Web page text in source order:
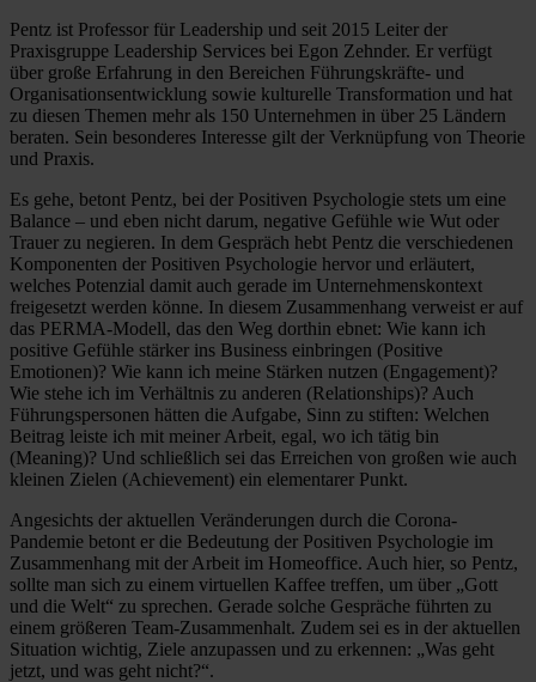
Pentz ist Professor für Leadership und seit 2015 Leiter der
Praxisgruppe Leadership Services bei Egon Zehnder. Er verfügt
über große Erfahrung in den Bereichen Führungskräfte- und
Organisationsentwicklung sowie kulturelle Transformation und hat
zu diesen Themen mehr als 150 Unternehmen in über 25 Ländern
beraten. Sein besonderes Interesse gilt der Verknüpfung von Theorie
und Praxis.
Es gehe, betont Pentz, bei der Positiven Psychologie stets um eine
Balance – und eben nicht darum, negative Gefühle wie Wut oder
Trauer zu negieren. In dem Gespräch hebt Pentz die verschiedenen
Komponenten der Positiven Psychologie hervor und erläutert,
welches Potenzial damit auch gerade im Unternehmenskontext
freigesetzt werden könne. In diesem Zusammenhang verweist er auf
das PERMA-Modell, das den Weg dorthin ebnet: Wie kann ich
positive Gefühle stärker ins Business einbringen (Positive
Emotionen)? Wie kann ich meine Stärken nutzen (Engagement)?
Wie stehe ich im Verhältnis zu anderen (Relationships)? Auch
Führungspersonen hätten die Aufgabe, Sinn zu stiften: Welchen
Beitrag leiste ich mit meiner Arbeit, egal, wo ich tätig bin
(Meaning)? Und schließlich sei das Erreichen von großen wie auch
kleinen Zielen (Achievement) ein elementarer Punkt.
Angesichts der aktuellen Veränderungen durch die Corona-
Pandemie betont er die Bedeutung der Positiven Psychologie im
Zusammenhang mit der Arbeit im Homeoffice. Auch hier, so Pentz,
sollte man sich zu einem virtuellen Kaffee treffen, um über „Gott
und die Welt“ zu sprechen. Gerade solche Gespräche führten zu
einem größeren Team-Zusammenhalt. Zudem sei es in der aktuellen
Situation wichtig, Ziele anzupassen und zu erkennen: „Was geht
jetzt, und was geht nicht?“.